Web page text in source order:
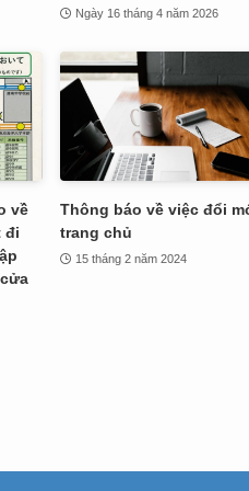
Ngày 16 tháng 4 năm 2026
về
đi
Thông báo về việc đổi
trang chủ
15 tháng 2 năm 2024